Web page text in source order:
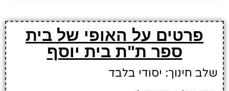
פרטים על האופי של בית
ספר ת"ת בית יוסף
שלב חינוך: יסודי בלבד